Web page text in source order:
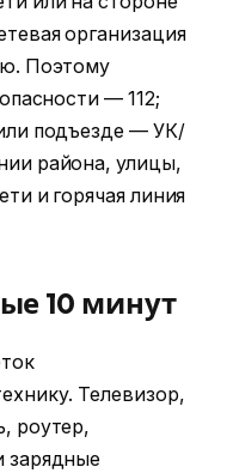
организация
Поэтому
— 112;
подъезде — УК/
района, улицы,
и горячая линия
10 минут
Телевизор,
роутер,
зарядные